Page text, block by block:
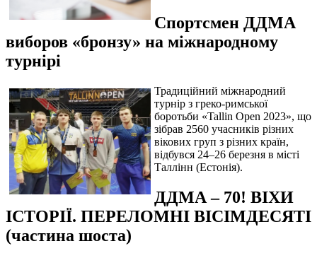
Спортсмен ДДМА
виборов «бронзу» на міжнародному
турнірі
Традиційний міжнародний
турнір з греко-римської
боротьби «Tallin Open 2023», що
зібрав 2560 учасників різних
вікових груп з різних країн,
відбувся 24–26 березня в місті
Таллінн (Естонія).
ДДМА – 70! ВІХИ
ІСТОРІЇ. ПЕРЕЛОМНІ ВІСІМДЕСЯТІ
(частина шоста)